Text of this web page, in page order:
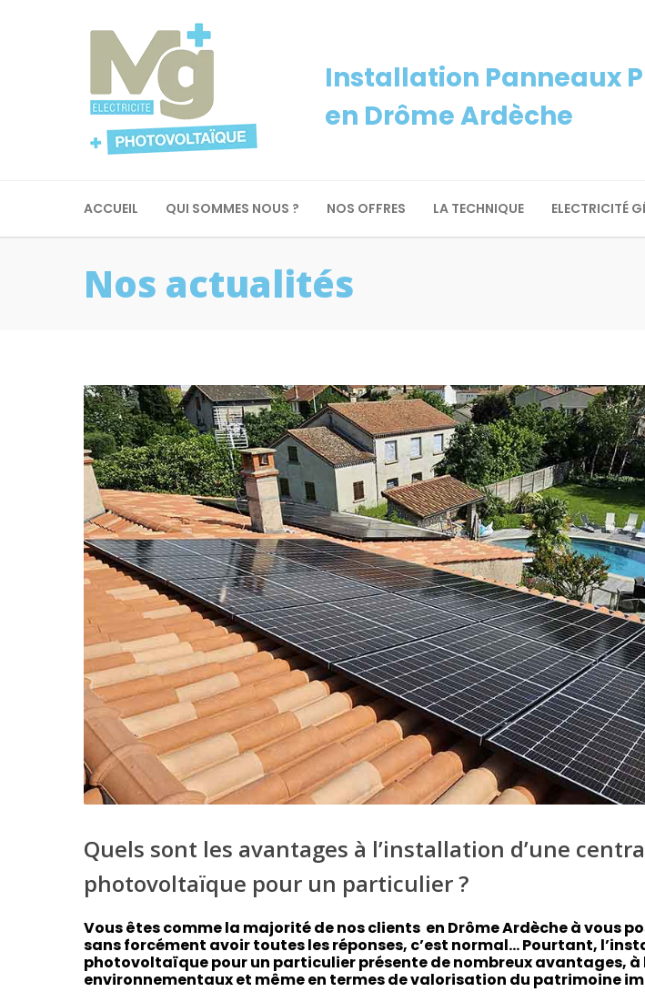
Installation Panneaux
en Drôme Ardèche
ACCUEIL QUI SOMMES NOUS ? NOS OFFRES LA TECHNIQUE ELECTRICITÉ
Nos actualités
Quels sont les avantages à l’installation d’une
photovoltaïque pour un particulier ?
Vous êtes comme la majorité de nos clients en Drôme Ardèche à vous
sans forcément avoir toutes les réponses, c’est normal… Pourtant,
photovoltaïque pour un particulier présente de nombreux avantages, à
environnementaux et même en termes de valorisation du patrimoine